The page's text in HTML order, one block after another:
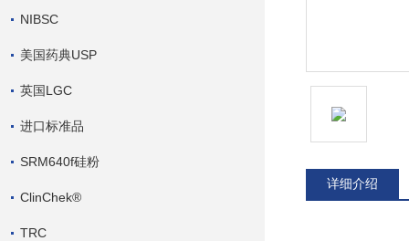
NIBSC
美国药典USP
英国LGC
进口标准品
SRM640f硅粉
ClinChek®
TRC
详细介绍